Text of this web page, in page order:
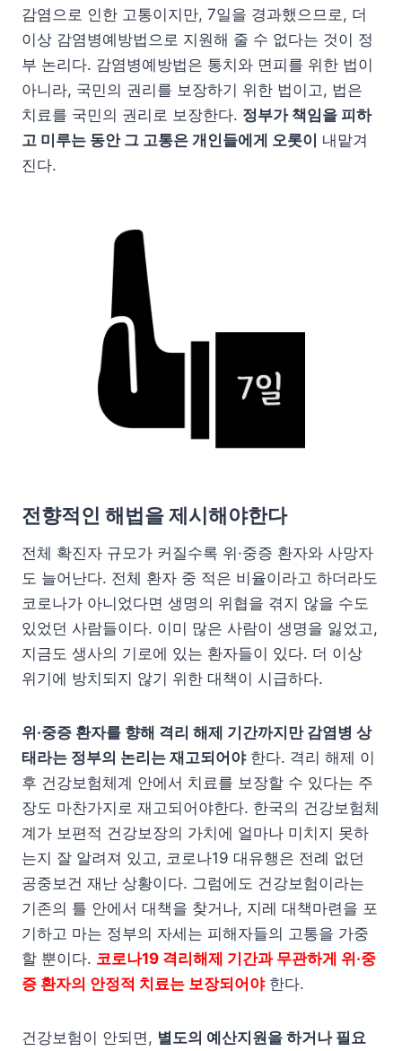
감염으로 인한 고통이지만, 7일을 경과했으므로, 더
이상 감염병예방법으로 지원해 줄 수 없다는 것이 정
부 논리다. 감염병예방법은 통치와 면피를 위한 법이
아니라, 국민의 권리를 보장하기 위한 법이고, 법은
치료를 국민의 권리로 보장한다. 정부가 책임을 피하
고 미루는 동안 그 고통은 개인들에게 오롯이 내맡겨
진다.
전향적인 해법을 제시해야한다
전체 확진자 규모가 커질수록 위·중증 환자와 사망자
도 늘어난다. 전체 환자 중 적은 비율이라고 하더라도
코로나가 아니었다면 생명의 위협을 겪지 않을 수도
있었던 사람들이다. 이미 많은 사람이 생명을 잃었고,
지금도 생사의 기로에 있는 환자들이 있다. 더 이상
위기에 방치되지 않기 위한 대책이 시급하다.
위·중증 환자를 향해 격리 해제 기간까지만 감염병 상
태라는 정부의 논리는 재고되어야한다. 격리 해제 이
후 건강보험체계 안에서 치료를 보장할 수 있다는 주
장도 마찬가지로 재고되어야한다. 한국의 건강보험체
계가 보편적 건강보장의 가치에 얼마나 미치지 못하
는지 잘 알려져 있고, 코로나19 대유행은 전례 없던
공중보건 재난 상황이다. 그럼에도 건강보험이라는
기존의 틀 안에서 대책을 찾거나, 지레 대책마련을 포
기하고 마는 정부의 자세는 피해자들의 고통을 가중
할 뿐이다. 코로나19 격리해제 기간과 무관하게 위·중
증 환자의 안정적 치료는 보장되어야한다.
건강보험이 안되면, 별도의 예산지원을 하거나 필요